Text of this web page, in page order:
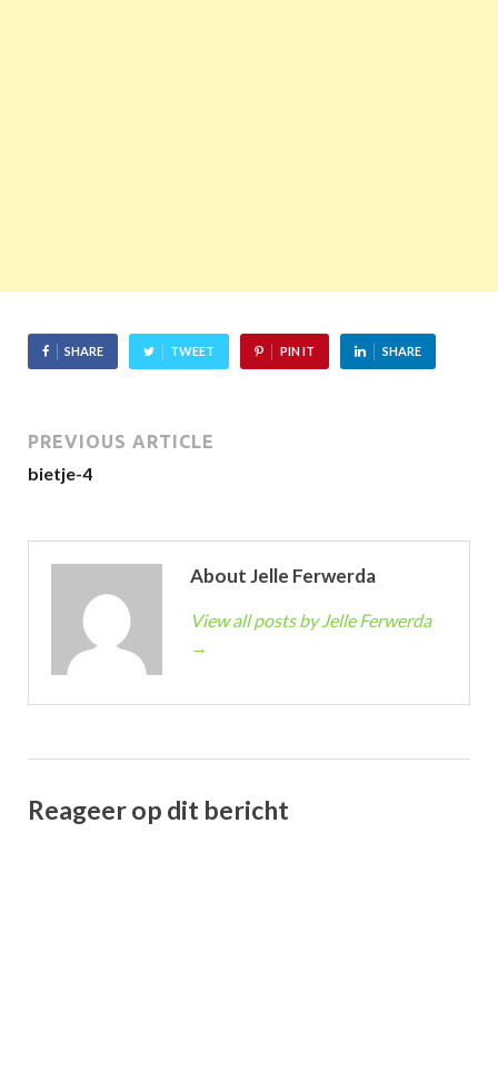
SHARE TWEET PIN IT SHARE
PREVIOUS ARTICLE
bietje-4
About Jelle Ferwerda
View all posts by Jelle Ferwerda
→
Reageer op dit bericht